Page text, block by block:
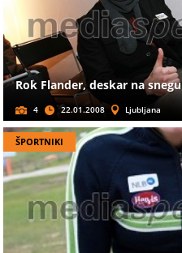
Rok Flander, deskar na snegu
4 22.01.2008 Ljubljana
ŠPORTNIKI